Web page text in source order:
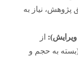
عمق پژوهش، نیاز به
ویرایش): از
10.000.000 تومان (بسته به حجم و